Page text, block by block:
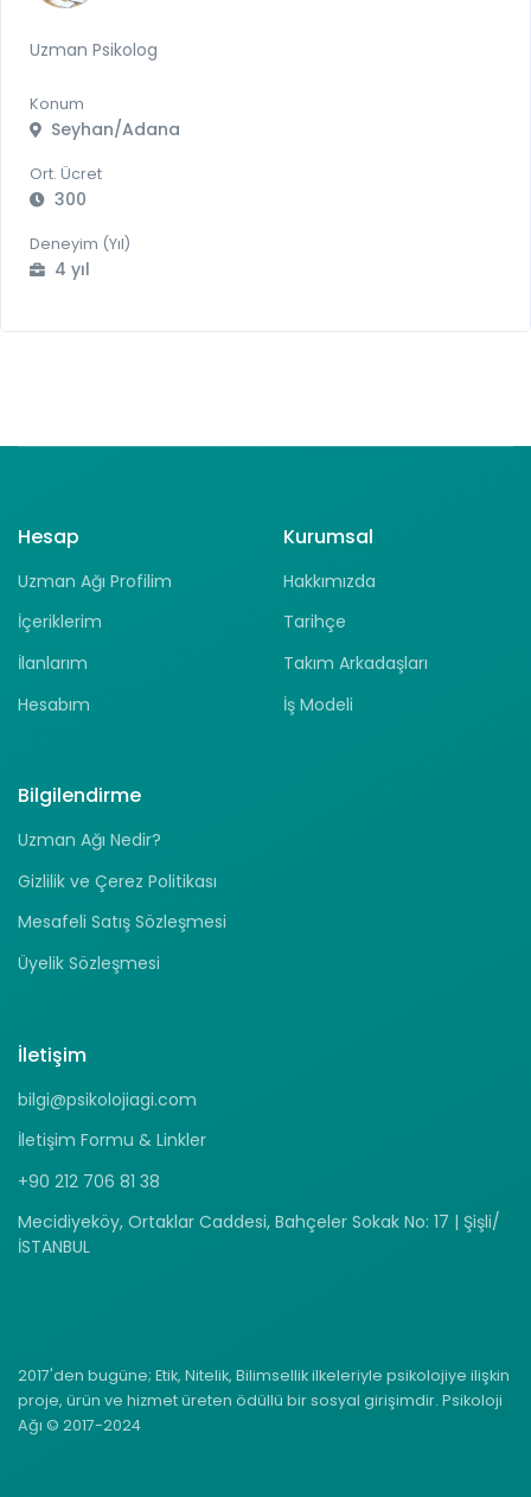
Uzman Psikolog
Konum
Seyhan/Adana
Ort. Ücret
300
Deneyim (Yıl)
4 yıl
Hesap
Uzman Ağı Profilim
İçeriklerim
İlanlarım
Hesabım
Kurumsal
Hakkımızda
Tarihçe
Takım Arkadaşları
İş Modeli
Bilgilendirme
Uzman Ağı Nedir?
Gizlilik ve Çerez Politikası
Mesafeli Satış Sözleşmesi
Üyelik Sözleşmesi
İletişim
bilgi@psikolojiagi.com
İletişim Formu & Linkler
+90 212 706 81 38
Mecidiyeköy, Ortaklar Caddesi, Bahçeler Sokak No: 17 | Şişli/
İSTANBUL
2017'den bugüne; Etik, Nitelik, Bilimsellik ilkeleriyle psikolojiye ilişkin
proje, ürün ve hizmet üreten ödüllü bir sosyal girişimdir. Psikoloji
Ağı © 2017-2024